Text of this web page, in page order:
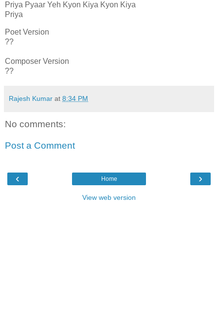
Priya Pyaar Yeh Kyon Kiya Kyon Kiya
Priya
Poet Version
??
Composer Version
??
Rajesh Kumar at 8:34 PM
No comments:
Post a Comment
‹ ›
Home
View web version